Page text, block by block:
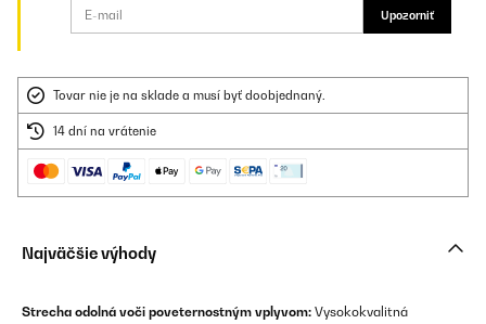
Upozorniť
Tovar nie je na sklade a musí byť doobjednaný.
14 dní na vrátenie
Najväčšie výhody
Strecha odolná voči poveternostným vplyvom: Vysokokvalitná